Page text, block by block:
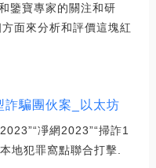
鑒寶專家的關注和研
面來分析和評價這塊紅
詐騙團伙案_以太坊
凈網2023”“掃詐1
地犯罪窩點聯合打擊.